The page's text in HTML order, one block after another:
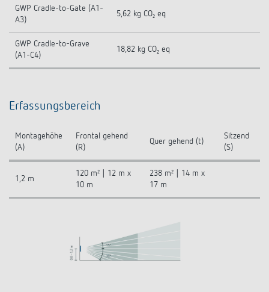
GWP Cradle-to-Gate (A1-
A3)
5,62 kg CO₂ eq
GWP Cradle-to-Grave
(A1-C4)
18,82 kg CO₂ eq
Erfassungsbereich
Montagehöhe
(A)
Frontal gehend
(R)
Quer gehend (t)
Sitzend
(S)
1,2 m
120 m² | 12 m x
10 m
238 m² | 14 m x
17 m